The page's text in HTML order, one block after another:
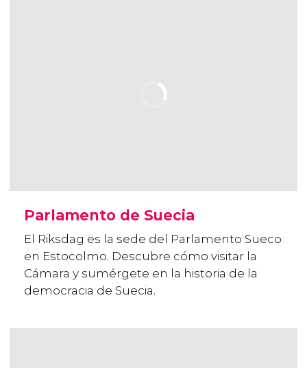
Parlamento de Suecia
El Riksdag es la sede del Parlamento Sueco
en Estocolmo. Descubre cómo visitar la
Cámara y sumérgete en la historia de la
democracia de Suecia.